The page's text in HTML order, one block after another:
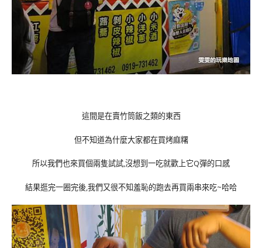
這間是在賣竹筒飯之類的東西
但不知道為什麼大家都在買烤麻糬
所以我們也來買個兩隻試試,沒想到一吃就歡上它Q彈的口感
結果逛完一圈完後,我們又很不知羞恥的跑去再買兩串來吃~哈哈